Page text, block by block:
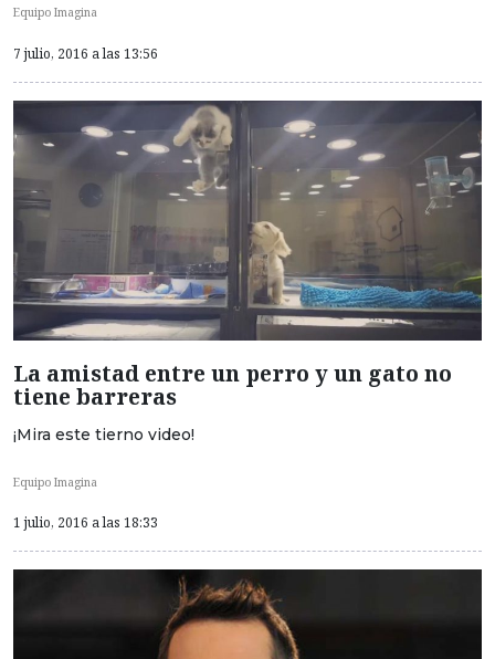
Equipo Imagina
7 julio, 2016 a las 13:56
La amistad entre un perro y un gato no
tiene barreras
¡Mira este tierno video!
Equipo Imagina
1 julio, 2016 a las 18:33